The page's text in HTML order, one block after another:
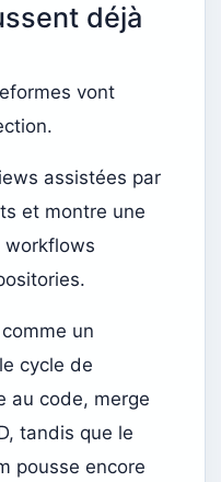
déjà
vont
assistées par
et montre une
workflows
un
cycle de
au code, merge
tandis que le
pousse encore